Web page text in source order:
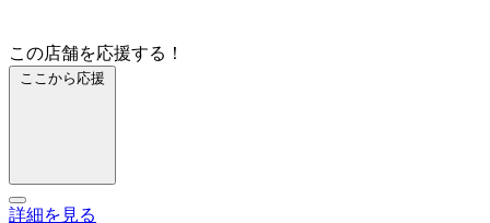
この店舗を応援する！
ここから応援
詳細を見る